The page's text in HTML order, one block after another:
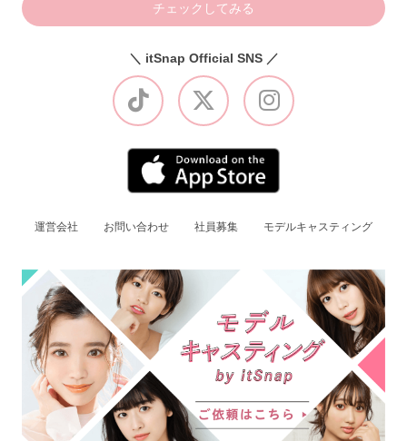
チェックしてみる
＼ itSnap Official SNS ／
運営会社 お問い合わせ 社員募集 モデルキャスティング